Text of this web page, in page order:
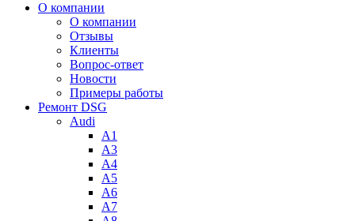
О компании
О компании
Отзывы
Клиенты
Вопрос-ответ
Новости
Примеры работы
Ремонт DSG
Audi
A1
A3
A4
A5
А6
A7